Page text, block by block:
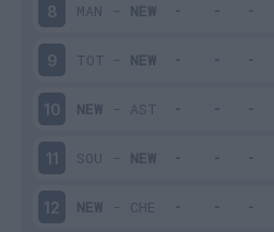
8 MAN - NEW
9 TOT - NEW
10 NEW - AST
11 SOU - NEW
12 NEW - CHE